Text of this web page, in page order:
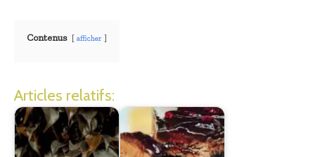
Contenus afficher
Articles relatifs: